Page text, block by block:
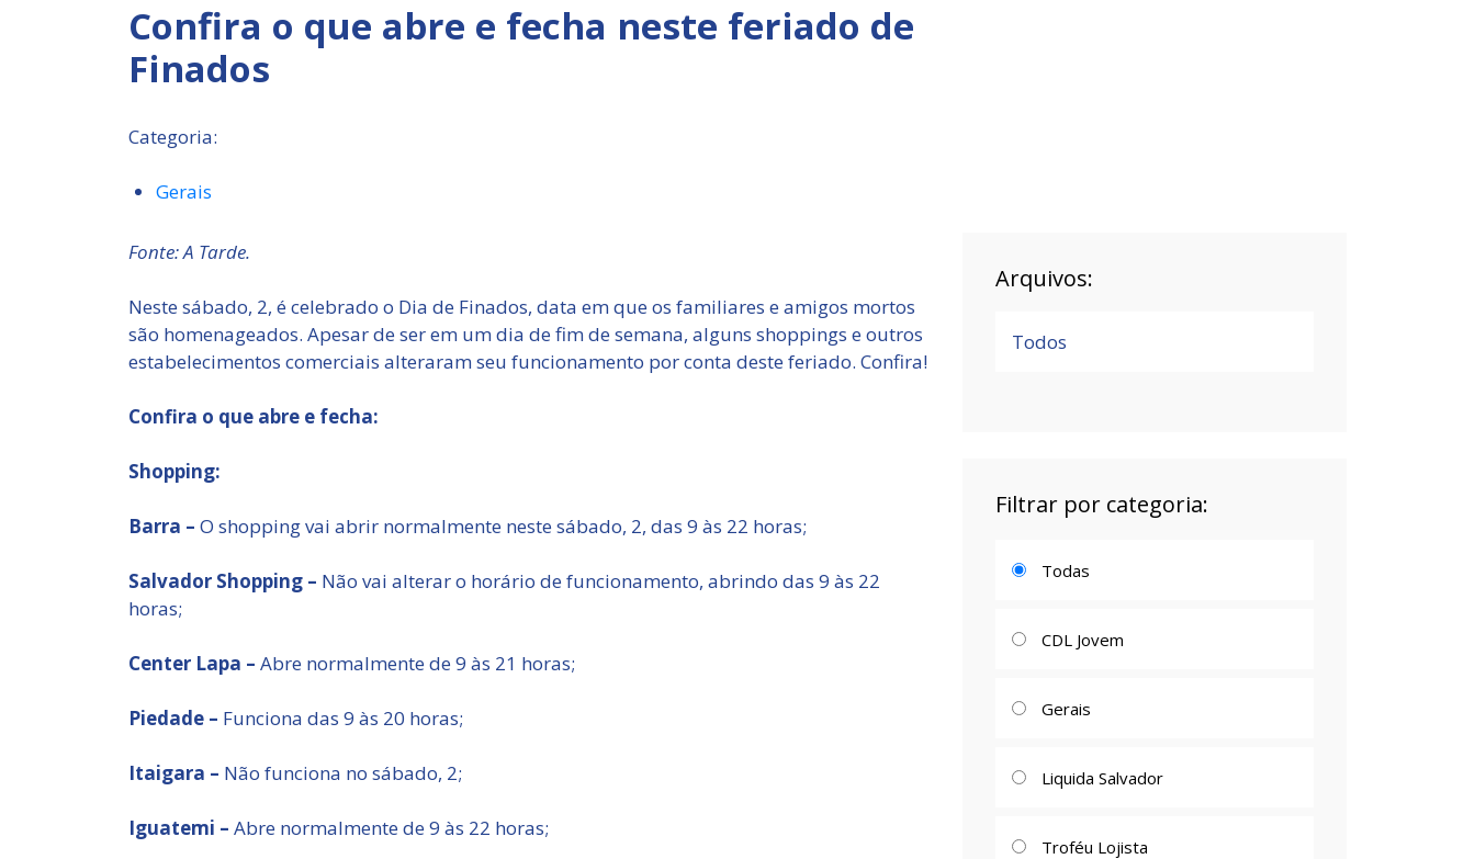
Confira o que abre e fecha neste feriado de
Finados
Categoria:
Gerais
Fonte: A Tarde.
Neste sábado, 2, é celebrado o Dia de Finados, data em que os familiares e amigos mortos
são homenageados. Apesar de ser em um dia de fim de semana, alguns shoppings e outros
estabelecimentos comerciais alteraram seu funcionamento por conta deste feriado. Confira!
Confira o que abre e fecha:
Shopping:
Barra – O shopping vai abrir normalmente neste sábado, 2, das 9 às 22 horas;
Salvador Shopping – Não vai alterar o horário de funcionamento, abrindo das 9 às 22
horas;
Center Lapa – Abre normalmente de 9 às 21 horas;
Piedade – Funciona das 9 às 20 horas;
Itaigara – Não funciona no sábado, 2;
Iguatemi – Abre normalmente de 9 às 22 horas;
Arquivos:
Todos
Filtrar por categoria:
Todas
CDL Jovem
Gerais
Liquida Salvador
Troféu Lojista